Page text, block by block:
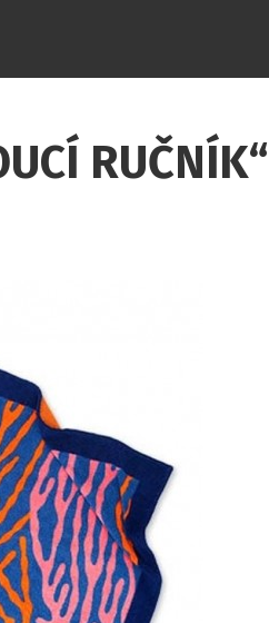
RUČNÍK“